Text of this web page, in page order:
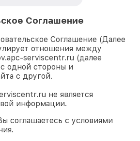
Соглашение
Соглашение (Далее
отношения между
serviscentr.ru (далее
одной стороны и
с другой.
не является
информации.
соглашаетесь с условиями